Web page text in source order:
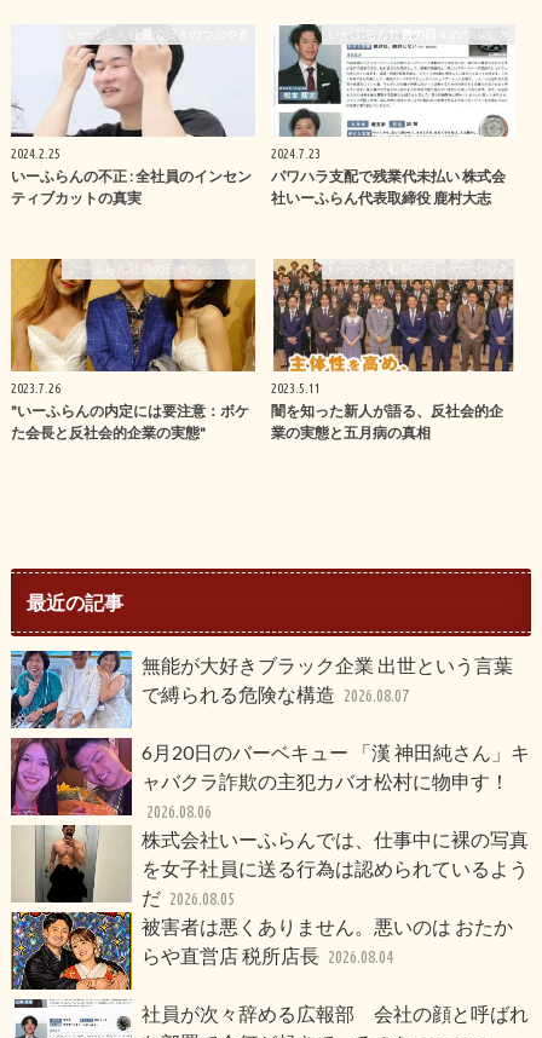
いーふらん社員の日々のつぶやき
2024.2.25
いーふらんの不正 : 全社員のインセン
ティブカットの真実
いーふらん社員の日々のつぶやき
2024.7.23
パワハラ支配で残業代未払い 株式会
社いーふらん代表取締役 鹿村大志
いーふらん社員の日々のつぶやき
2023.7.26
"いーふらんの内定には要注意：ボケ
た会長と反社会的企業の実態"
いーふらん社員の日々のつぶやき
2023.5.11
闇を知った新人が語る、反社会的企
業の実態と五月病の真相
最近の記事
無能が大好きブラック企業 出世という言葉
で縛られる危険な構造 2026.08.07
6月20日のバーベキュー 「漢 神田純さん」キ
ャバクラ詐欺の主犯カバオ松村に物申す！
2026.08.06
株式会社いーふらんでは、仕事中に裸の写真
を女子社員に送る行為は認められているよう
だ 2026.08.05
被害者は悪くありません。悪いのは おたか
らや直営店 税所店長 2026.08.04
社員が次々辞める広報部 会社の顔と呼ばれ